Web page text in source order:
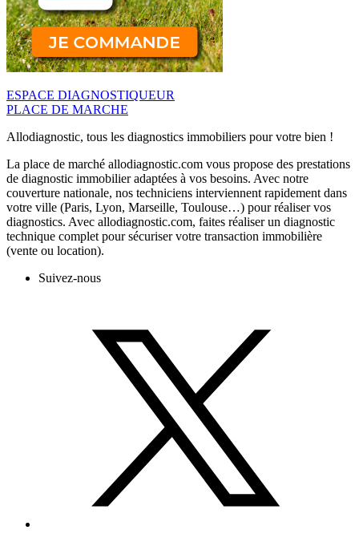
ESPACE DIAGNOSTIQUEUR
PLACE DE MARCHE
Allodiagnostic, tous les diagnostics immobiliers pour votre bien !
La place de marché allodiagnostic.com vous propose des prestations
de diagnostic immobilier adaptées à vos besoins. Avec notre
couverture nationale, nos techniciens interviennent rapidement dans
votre ville (Paris, Lyon, Marseille, Toulouse…) pour réaliser vos
diagnostics. Avec allodiagnostic.com, faites réaliser un diagnostic
technique complet pour sécuriser votre transaction immobilière
(vente ou location).
Suivez-nous